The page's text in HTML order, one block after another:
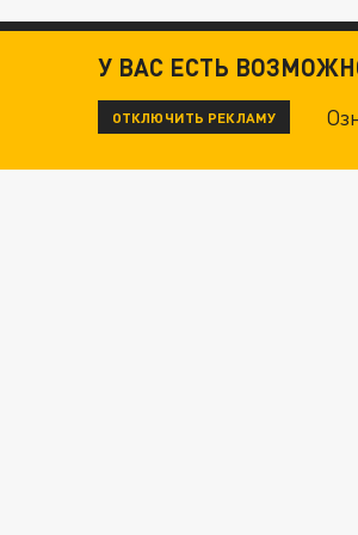
У ВАС ЕСТЬ
ОТКЛЮЧИТЬ РЕКЛАМУ